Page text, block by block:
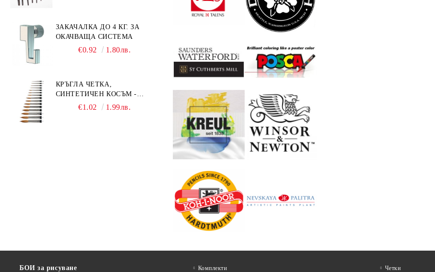
ЗАКАЧАЛКА ДО 4 КГ. ЗА
ОКАЧВАЩА СИСТЕМА
€0.92 1.80лв.
КРЪГЛА ЧЕТКА,
СИНТЕТИЧЕН КОСЪМ -
MILLENIUM 211 - №0
€1.02 1.99лв.
БОИ за рисуване
Комплекти
Четки